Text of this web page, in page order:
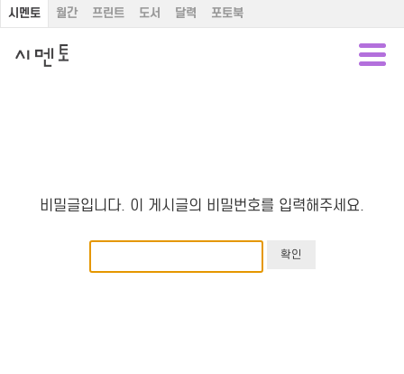
시멘토 월간 프린트 도서 달력 포토북
비밀글입니다. 이 게시글의 비밀번호를 입력해주세요.